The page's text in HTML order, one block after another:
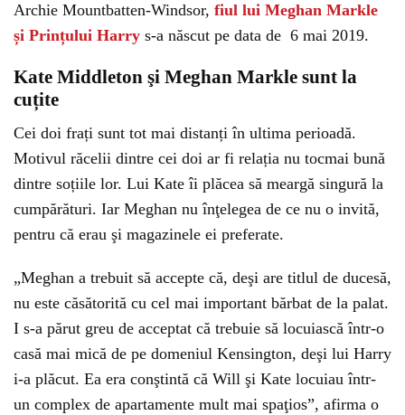
Archie Mountbatten-Windsor, fiul lui Meghan Markle
și Prințului Harry s-a născut pe data de 6 mai 2019.
Kate Middleton şi Meghan Markle sunt la
cuțite
Cei doi frați sunt tot mai distanți în ultima perioadă.
Motivul răcelii dintre cei doi ar fi relația nu tocmai bună
dintre soțiile lor. Lui Kate îi plăcea să meargă singură la
cumpărături. Iar Meghan nu înţelegea de ce nu o invită,
pentru că erau şi magazinele ei preferate.
„Meghan a trebuit să accepte că, deşi are titlul de ducesă,
nu este căsătorită cu cel mai important bărbat de la palat.
I s-a părut greu de acceptat că trebuie să locuiască într-o
casă mai mică de pe domeniul Kensington, deşi lui Harry
i-a plăcut. Ea era conştintă că Will şi Kate locuiau într-
un complex de apartamente mult mai spaţios”, afirma o